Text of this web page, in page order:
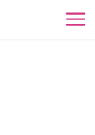
开